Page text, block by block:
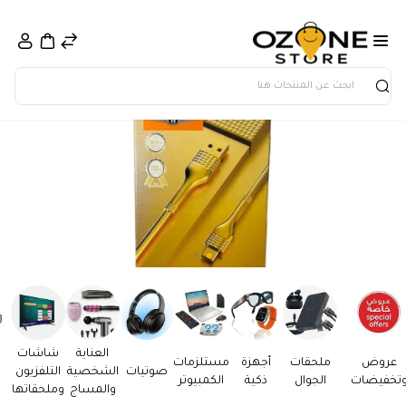
بحث
عروض
ملحقات
الجوال
أجهزة
ذكية
مستلزمات
الكمبيوتر
صوتيات
العناية
الشخصية
والمساج
شاشات
التلفزيون
وملحقاتها